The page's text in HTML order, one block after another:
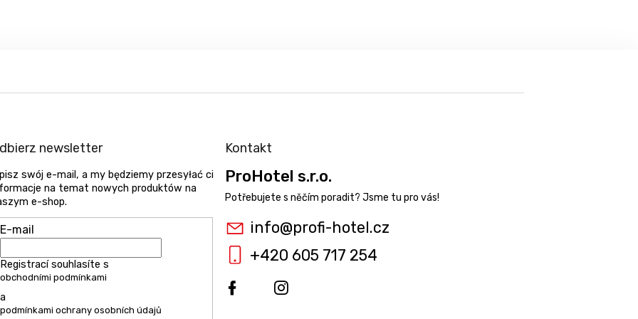
newsletter
swój e-mail, a my będziemy przesyłać ci
na temat nowych produktów na
e-shop.
E-mail
Registrací souhlasíte s
obchodními podmínkami
a
podmínkami ochrany osobních údajů
Kontakt
ProHotel s.r.o.
info@profi-hotel.cz
+420 605 717 254